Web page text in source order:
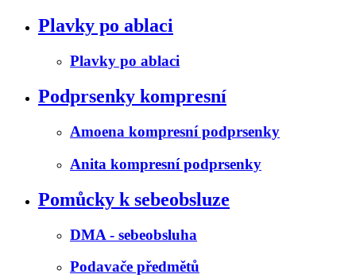
Plavky po ablaci
Plavky po ablaci
Podprsenky kompresní
Amoena kompresní podprsenky
Anita kompresní podprsenky
Pomůcky k sebeobsluze
DMA - sebeobsluha
Podavače předmětů